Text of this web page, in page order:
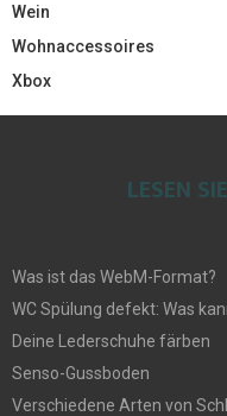
Wein
Wohnaccessoires
Xbox
LESEN
Was ist das WebM-Format?
WC Spülung defekt: Was
Deine Lederschuhe färben
Senso-Gussboden
Verschiedene Arten von